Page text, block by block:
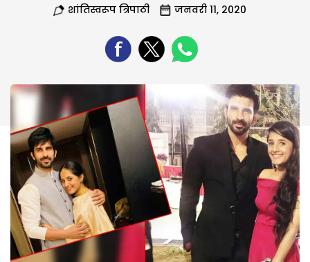
शांतिस्वरूप त्रिपाठी जनवरी 11, 2020